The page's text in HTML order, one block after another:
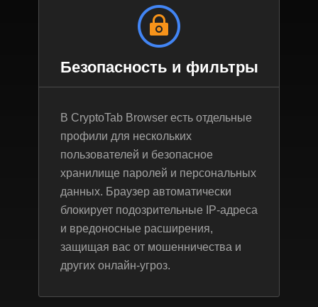
Безопасность и фильтры
В CryptoTab Browser есть отдельные
профили для нескольких
пользователей и безопасное
хранилище паролей и персональных
данных. Браузер автоматически
блокирует подозрительные IP-адреса
и вредоносные расширения,
защищая вас от мошенничества и
других онлайн-угроз.